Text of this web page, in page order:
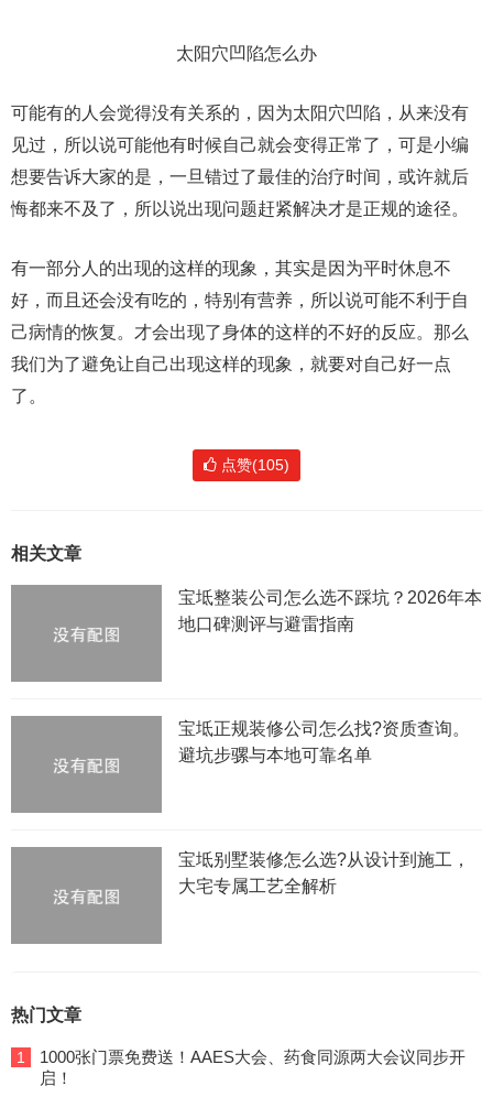
太阳穴凹陷怎么办
可能有的人会觉得没有关系的，因为太阳穴凹陷，从来没有
见过，所以说可能他有时候自己就会变得正常了，可是小编
想要告诉大家的是，一旦错过了最佳的治疗时间，或许就后
悔都来不及了，所以说出现问题赶紧解决才是正规的途径。
有一部分人的出现的这样的现象，其实是因为平时休息不
好，而且还会没有吃的，特别有营养，所以说可能不利于自
己病情的恢复。才会出现了身体的这样的不好的反应。那么
我们为了避免让自己出现这样的现象，就要对自己好一点
了。
点赞(105)
相关文章
宝坻整装公司怎么选不踩坑？2026年本
地口碑测评与避雷指南
宝坻正规装修公司怎么找?资质查询。
避坑步骡与本地可靠名单
宝坻别墅装修怎么选?从设计到施工，
大宅专属工艺全解析
热门文章
1
1000张门票免费送！AAES大会、药食同源两大会议同步开
启！